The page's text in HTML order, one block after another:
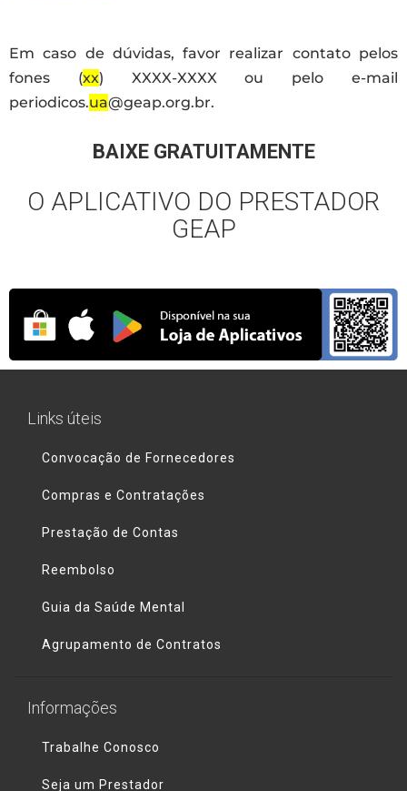
Em caso de dúvidas, favor realizar contato pelos
fones (xx) XXXX-XXXX ou pelo e-mail
periodicos.ua@geap.org.br.
BAIXE GRATUITAMENTE
O APLICATIVO DO PRESTADOR
GEAP
Links úteis
Convocação de Fornecedores
Compras e Contratações
Prestação de Contas
Reembolso
Guia da Saúde Mental
Agrupamento de Contratos
Informações
Trabalhe Conosco
Seja um Prestador